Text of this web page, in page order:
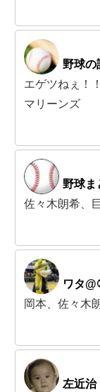
野球の
エゲツねぇ！
マリーンズ
野球ま
佐々木朗希、
ワタ
岡本、佐々木
左近治